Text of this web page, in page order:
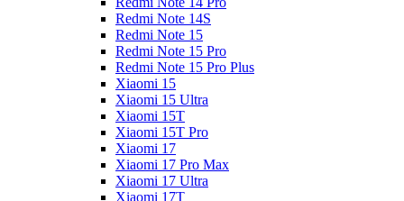
Redmi Note 14S
Redmi Note 15
Redmi Note 15 Pro
Redmi Note 15 Pro Plus
Xiaomi 15
Xiaomi 15 Ultra
Xiaomi 15T
Xiaomi 15T Pro
Xiaomi 17
Xiaomi 17 Pro Max
Xiaomi 17 Ultra
Xiaomi 17T